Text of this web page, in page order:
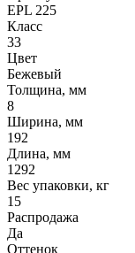
EPL 225
Класс
33
Цвет
Бежевый
Толщина, мм
8
Ширина, мм
192
Длина, мм
1292
Вес упаковки, кг
15
Распродажа
Да
Оттенок